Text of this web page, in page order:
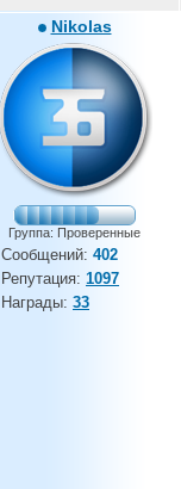
Nikolas
Группа: Проверенные
Сообщений: 402
Репутация: 1097
Награды: 33